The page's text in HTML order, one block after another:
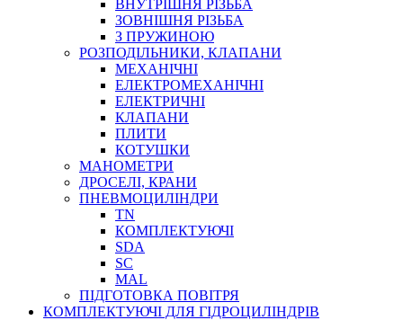
ВНУТРІШНЯ РІЗЬБА
ЗОВНІШНЯ РІЗЬБА
З ПРУЖИНОЮ
РОЗПОДІЛЬНИКИ, КЛАПАНИ
МЕХАНІЧНІ
ЕЛЕКТРОМЕХАНІЧНІ
ЕЛЕКТРИЧНІ
КЛАПАНИ
ПЛИТИ
КОТУШКИ
МАНОМЕТРИ
ДРОСЕЛІ, КРАНИ
ПНЕВМОЦИЛІНДРИ
TN
КОМПЛЕКТУЮЧІ
SDA
SC
MAL
ПІДГОТОВКА ПОВІТРЯ
КОМПЛЕКТУЮЧІ ДЛЯ ГІДРОЦИЛІНДРІВ